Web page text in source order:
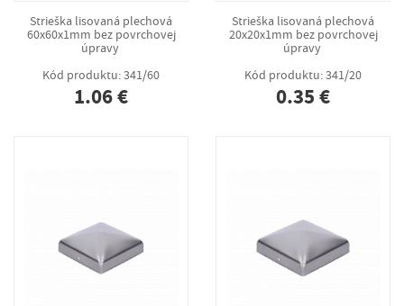
Strieška lisovaná plechová
60x60x1mm bez povrchovej
úpravy
Kód produktu: 341/60
1.06 €
Strieška lisovaná plechová
20x20x1mm bez povrchovej
úpravy
Kód produktu: 341/20
0.35 €